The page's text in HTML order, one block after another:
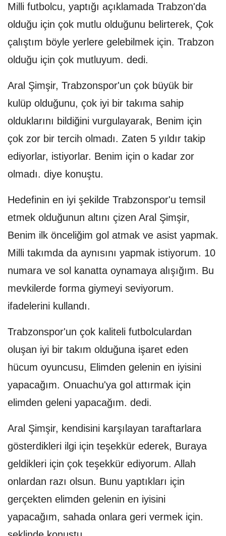
Milli futbolcu, yaptığı açıklamada Trabzon'da
olduğu için çok mutlu olduğunu belirterek, Çok
çalıştım böyle yerlere gelebilmek için. Trabzon
olduğu için çok mutluyum. dedi.
Aral Şimşir, Trabzonspor'un çok büyük bir
kulüp olduğunu, çok iyi bir takıma sahip
olduklarını bildiğini vurgulayarak, Benim için
çok zor bir tercih olmadı. Zaten 5 yıldır takip
ediyorlar, istiyorlar. Benim için o kadar zor
olmadı. diye konuştu.
Hedefinin en iyi şekilde Trabzonspor'u temsil
etmek olduğunun altını çizen Aral Şimşir,
Benim ilk önceliğim gol atmak ve asist yapmak.
Milli takımda da aynısını yapmak istiyorum. 10
numara ve sol kanatta oynamaya alışığım. Bu
mevkilerde forma giymeyi seviyorum.
ifadelerini kullandı.
Trabzonspor'un çok kaliteli futbolculardan
oluşan iyi bir takım olduğuna işaret eden
hücum oyuncusu, Elimden gelenin en iyisini
yapacağım. Onuachu'ya gol attırmak için
elimden geleni yapacağım. dedi.
Aral Şimşir, kendisini karşılayan taraftarlara
gösterdikleri ilgi için teşekkür ederek, Buraya
geldikleri için çok teşekkür ediyorum. Allah
onlardan razı olsun. Bunu yaptıkları için
gerçekten elimden gelenin en iyisini
yapacağım, sahada onlara geri vermek için.